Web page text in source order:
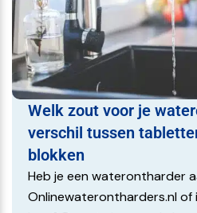
Welk zout voor je
verschil tussen
blokken
Heb je een waterontharder
Onlinewaterontharders.nl of